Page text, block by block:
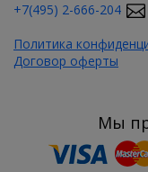
+7(495) 2-666-204
Политика
Договор оферты
Мы